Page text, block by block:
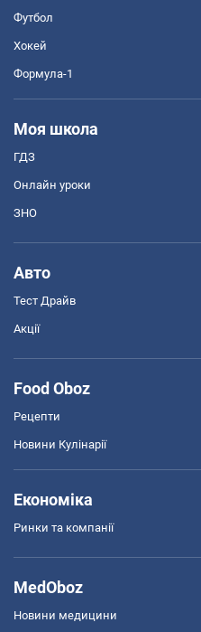
Футбол
Хокей
Формула-1
Моя школа
ГДЗ
Онлайн уроки
ЗНО
Авто
Тест Драйв
Акції
Food Oboz
Рецепти
Новини Кулінарії
Економіка
Ринки та компанії
MedOboz
Новини медицини